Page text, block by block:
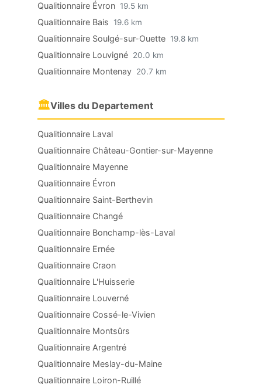
Qualitionnaire Évron 19.5 km
Qualitionnaire Bais 19.6 km
Qualitionnaire Soulgé-sur-Ouette 19.8 km
Qualitionnaire Louvigné 20.0 km
Qualitionnaire Montenay 20.7 km
🏛Villes du Departement
Qualitionnaire Laval
Qualitionnaire Château-Gontier-sur-Mayenne
Qualitionnaire Mayenne
Qualitionnaire Évron
Qualitionnaire Saint-Berthevin
Qualitionnaire Changé
Qualitionnaire Bonchamp-lès-Laval
Qualitionnaire Ernée
Qualitionnaire Craon
Qualitionnaire L'Huisserie
Qualitionnaire Louverné
Qualitionnaire Cossé-le-Vivien
Qualitionnaire Montsûrs
Qualitionnaire Argentré
Qualitionnaire Meslay-du-Maine
Qualitionnaire Loiron-Ruillé